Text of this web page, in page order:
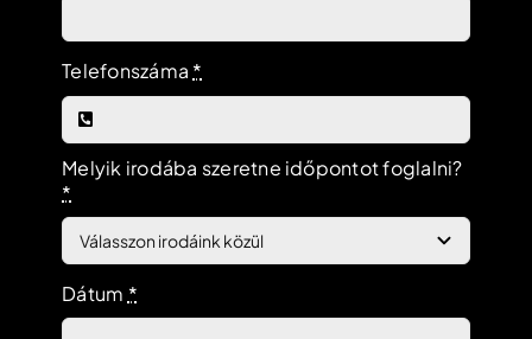
Telefonszáma *
Melyik irodába szeretne időpontot foglalni?
*
Dátum *